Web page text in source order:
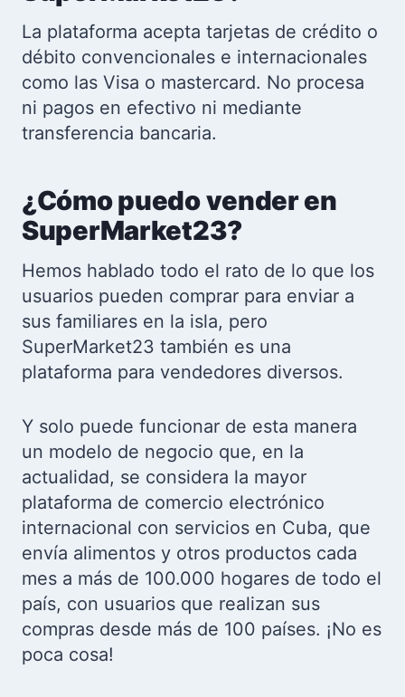
La plataforma acepta tarjetas de crédito o
débito convencionales e internacionales
como las Visa o mastercard. No procesa
ni pagos en efectivo ni mediante
transferencia bancaria.
¿Cómo puedo vender en
SuperMarket23?
Hemos hablado todo el rato de lo que los
usuarios pueden comprar para enviar a
sus familiares en la isla, pero
SuperMarket23 también es una
plataforma para vendedores diversos.
Y solo puede funcionar de esta manera
un modelo de negocio que, en la
actualidad, se considera la mayor
plataforma de comercio electrónico
internacional con servicios en Cuba, que
envía alimentos y otros productos cada
mes a más de 100.000 hogares de todo el
país, con usuarios que realizan sus
compras desde más de 100 países. ¡No es
poca cosa!